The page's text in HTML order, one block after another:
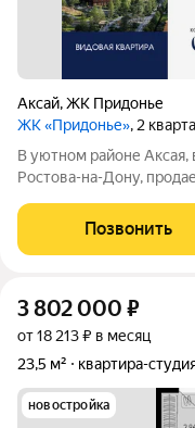
Аксай,ЖК Придонье
ЖК «Придонье», 2
В уютном районе Аксая,
Ростова-на-Дону,
Квартира находится в
«Придонье» от ГК «ССК».
Позвонить
3 802 000 ₽
от 18 213 ₽ в месяц
23,5 м²
квартира-
новостройка